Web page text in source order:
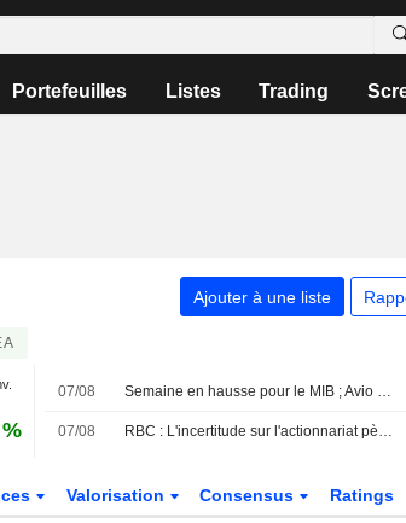
Portefeuilles Listes Trading
Ajouter à une liste
07/08 Semaine en hausse pour le MIB ; Avio en tête, Stellantis à la traîne
07/08 RBC : L'incertitude sur l'actionnariat pèse sur la stratégie à long terme de Commerzbank ; prévisions ajustées
Valorisation Consensus Ratings